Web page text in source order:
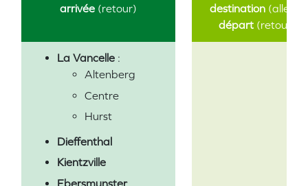
arrivée (retour)
destination (aller)
départ (retour)
La Vancelle :
Altenberg
Centre
Hurst
Dieffenthal
Kientzville